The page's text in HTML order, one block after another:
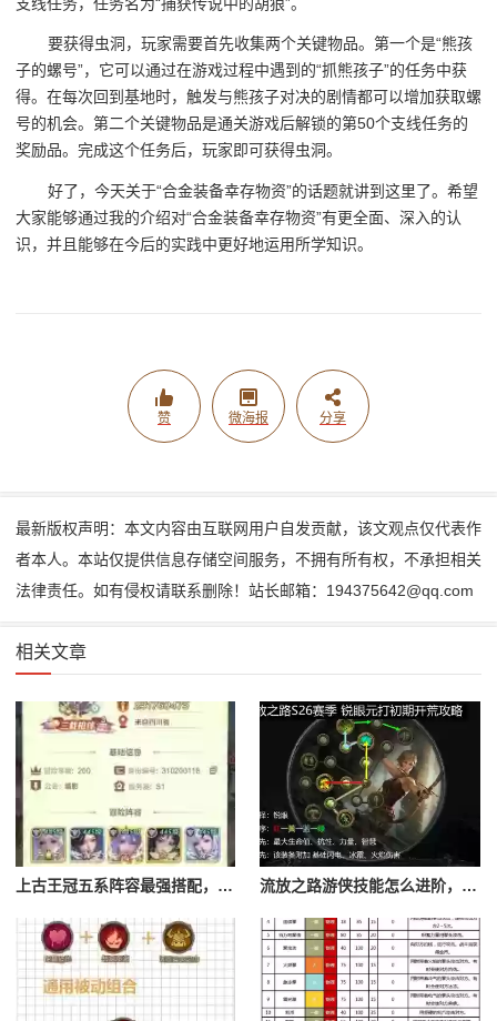
要获得虫洞，玩家需要首先收集两个关键物品。第一个是“熊孩
子的螺号”，它可以通过在游戏过程中遇到的“抓熊孩子”的任务中获
得。在每次回到基地时，触发与熊孩子对决的剧情都可以增加获取螺
号的机会。第二个关键物品是通关游戏后解锁的第50个支线任务的
奖励品。完成这个任务后，玩家即可获得虫洞。
好了，今天关于“合金装备幸存物资”的话题就讲到这里了。希望
大家能够通过我的介绍对“合金装备幸存物资”有更全面、深入的认
识，并且能够在今后的实践中更好地运用所学知识。
赞 微海报 分享
最新版权声明：本文内容由互联网用户自发贡献，该文观点仅代表作
者本人。本站仅提供信息存储空间服务，不拥有所有权，不承担相关
法律责任。如有侵权请联系删除！站长邮箱：194375642@qq.com
相关文章
上古王冠五系阵容最强搭配，上古王冠五星排行 流放之路游侠技能怎么进阶，流放之路游侠技能怎么进阶的